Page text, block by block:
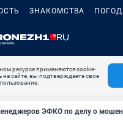
ЗНАКОМСТВА
ресурсе применяются cookie-
на сайте, вы подтверждаете свое
ЭФКО по делу о